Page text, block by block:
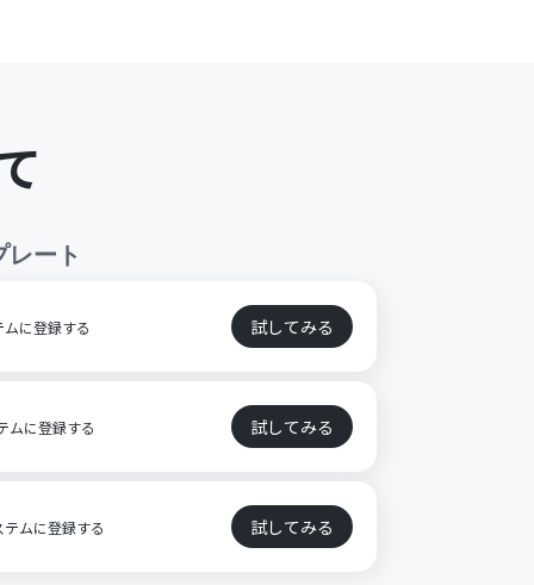
レート
に登録する 試してみる
ムに登録する 試してみる
ムに登録する 試してみる